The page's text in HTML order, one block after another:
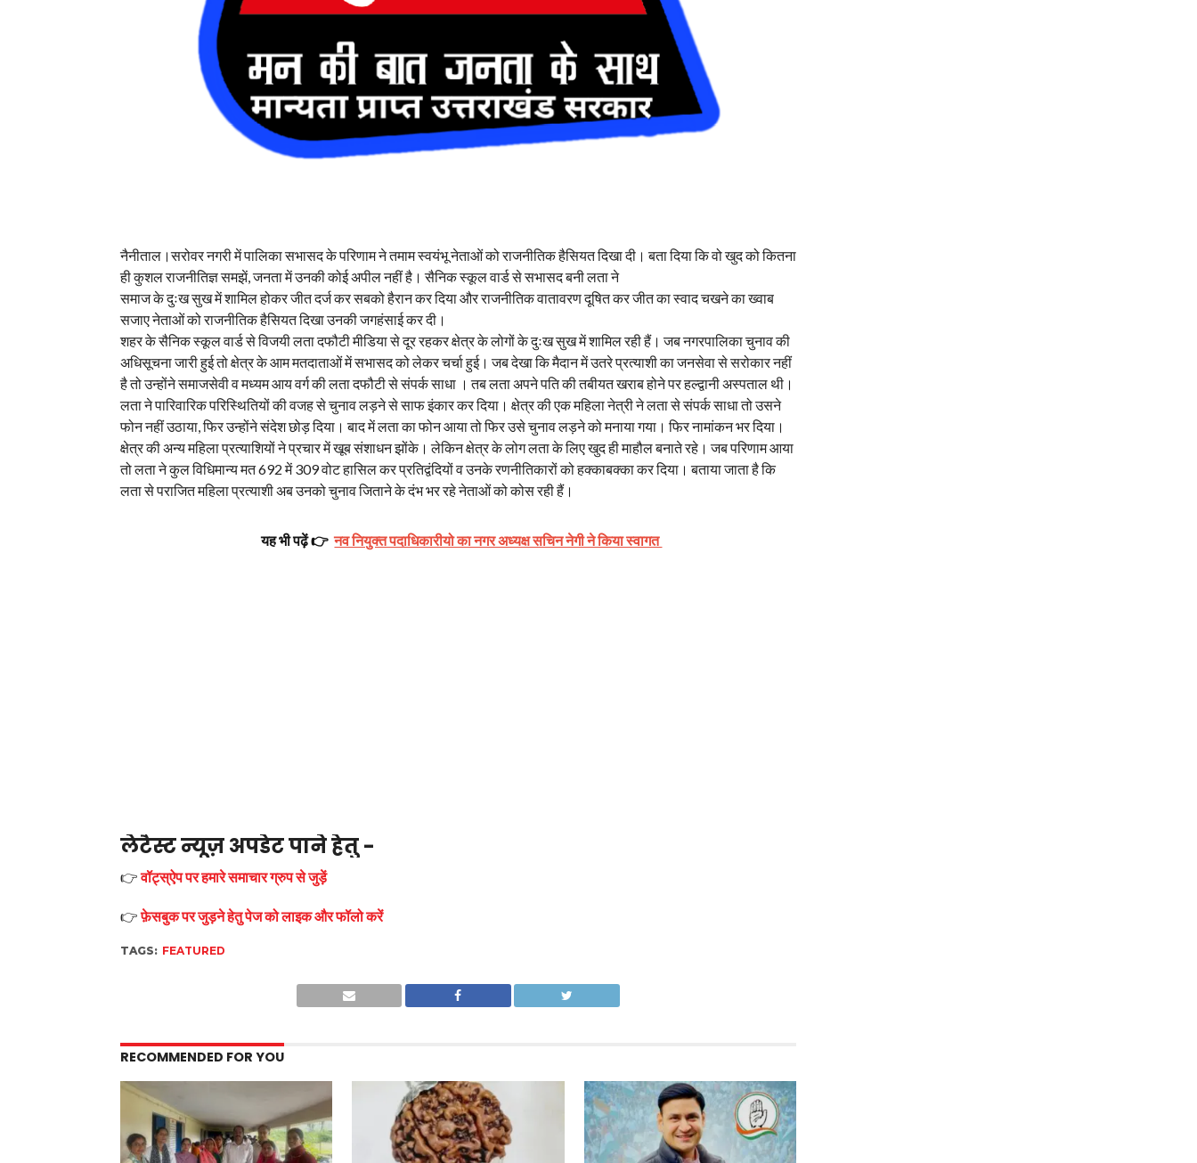
नैनीताल।सरोवर नगरी में पालिका सभासद के परिणाम ने तमाम स्वयंभू नेताओं को राजनीतिक हैसियत दिखा दी। बता दिया कि वो खुद को कितना
ही कुशल राजनीतिज्ञ समझें, जनता में उनकी कोई अपील नहीं है। सैनिक स्कूल वार्ड से सभासद बनी लता ने
समाज के दुःख सुख में शामिल होकर जीत दर्ज कर सबको हैरान कर दिया और राजनीतिक वातावरण दूषित कर जीत का स्वाद चखने का ख्वाब
सजाए नेताओं को राजनीतिक हैसियत दिखा उनकी जगहंसाई कर दी।
शहर के सैनिक स्कूल वार्ड से विजयी लता दफौटी मीडिया से दूर रहकर क्षेत्र के लोगों के दुःख सुख में शामिल रही हैं। जब नगरपालिका चुनाव की
अधिसूचना जारी हुई तो क्षेत्र के आम मतदाताओं में सभासद को लेकर चर्चा हुई। जब देखा कि मैदान में उतरे प्रत्याशी का जनसेवा से सरोकार नहीं
है तो उन्होंने समाजसेवी व मध्यम आय वर्ग की लता दफौटी से संपर्क साधा । तब लता अपने पति की तबीयत खराब होने पर हल्द्वानी अस्पताल थी।
लता ने पारिवारिक परिस्थितियों की वजह से चुनाव लड़ने से साफ इंकार कर दिया। क्षेत्र की एक महिला नेत्री ने लता से संपर्क साधा तो उसने
फोन नहीं उठाया, फिर उन्होंने संदेश छोड़ दिया। बाद में लता का फोन आया तो फिर उसे चुनाव लड़ने को मनाया गया। फिर नामांकन भर दिया।
क्षेत्र की अन्य महिला प्रत्याशियों ने प्रचार में खूब संशाधन झोंके। लेकिन क्षेत्र के लोग लता के लिए खुद ही माहौल बनाते रहे। जब परिणाम आया
तो लता ने कुल विधिमान्य मत 692 में 309 वोट हासिल कर प्रतिद्वंदियों व उनके रणनीतिकारों को हक्काबक्का कर दिया। बताया जाता है कि
लता से पराजित महिला प्रत्याशी अब उनको चुनाव जिताने के दंभ भर रहे नेताओं को कोस रही हैं।
यह भी पढ़ें 👉 नव नियुक्त पदाधिकारीयो का नगर अध्यक्ष सचिन नेगी ने किया स्वागत
लेटैस्ट न्यूज़ अपडेट पाने हेतु -
👉वॉट्स्ऐप पर हमारे समाचार ग्रुप से जुड़ें
👉फ़ेसबुक पर जुड़ने हेतु पेज को लाइक और फॉलो करें
TAGS: FEATURED
RECOMMENDED FOR YOU